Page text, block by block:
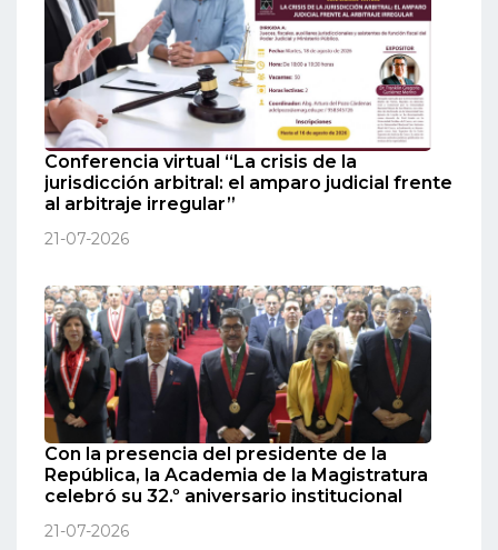
Conferencia virtual “La crisis de la
jurisdicción arbitral: el amparo judicial frente
al arbitraje irregular”
21-07-2026
Con la presencia del presidente de la
República, la Academia de la Magistratura
celebró su 32.º aniversario institucional
21-07-2026